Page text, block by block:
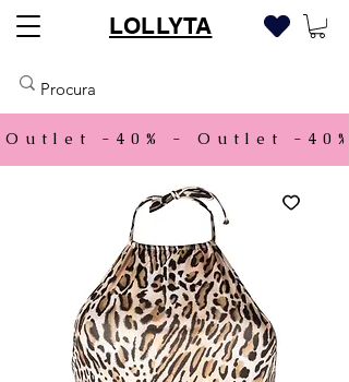
LOLLYTA
Outlet -40% -